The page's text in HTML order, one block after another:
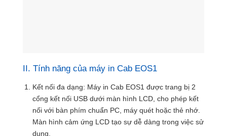
II. Tính năng của máy in Cab EOS1
Kết nối đa dạng: Máy in Cab EOS1 được trang bị 2
cổng kết nối USB dưới màn hình LCD, cho phép kết
nối với bàn phím chuẩn PC, máy quét hoặc thẻ nhớ.
Màn hình cảm ứng LCD tạo sự dễ dàng trong việc sử
dụng.